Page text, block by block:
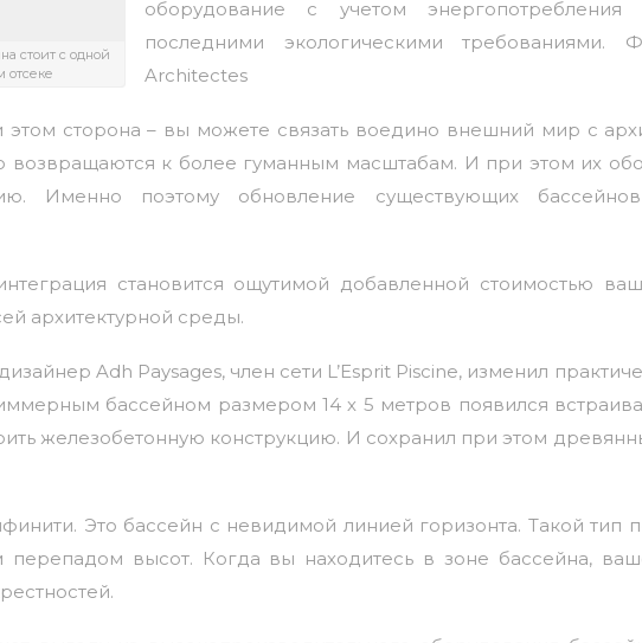
стоит с одной
отсеке
оборудование с учетом
последними экологическими требованиями.
Architectes
сторона – вы можете связать воедино внешний мир с
возвращаются к более гуманным масштабам. И при этом их
Именно поэтому обновление существующих
становится ощутимой добавленной стоимостью
архитектурной среды.
Adh Paysages, член сети L’Esprit Piscine, изменил
бассейном размером 14 х 5 метров появился
железобетонную конструкцию. И сохранил при этом
Это бассейн с невидимой линией горизонта. Такой тип
перепадом высот. Когда вы находитесь в зоне бассейна,